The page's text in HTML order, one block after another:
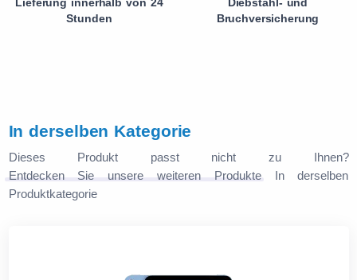
Stunden
Bruchversicherung
In derselben Kategorie
Dieses Produkt passt nicht zu Ihnen?
Entdecken Sie unsere weiteren ProdukteIn derselben
Produktkategorie